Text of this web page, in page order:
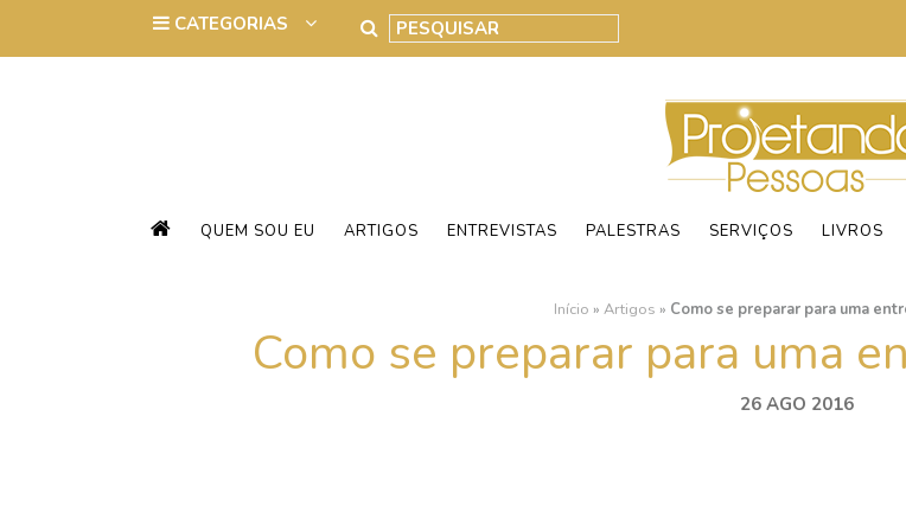
QUEM SOU EU ARTIGOS ENTREVISTAS PALESTRAS SERVIÇOS LIVROS
Início » Artigos » Como se preparar para uma
Como se preparar para uma
26 AGO 2016